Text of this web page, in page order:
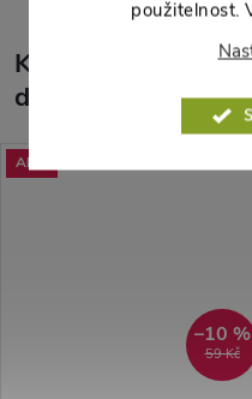
použitelnost.
K tomuto produktu
doporučujeme
Akce
59 Kč
–10 %